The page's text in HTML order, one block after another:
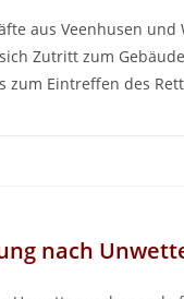
aus Veenhusen und
Zutritt zum
zum Eintreffen des
nach